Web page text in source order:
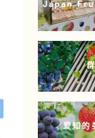
Japan
爱知的